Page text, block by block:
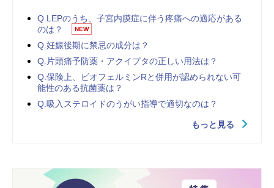
Q.LEPのうち、子宮内膜症に伴う疼痛への適応がある
のは？
NEW
Q.妊娠後期に禁忌の成分は？
Q.片頭痛予防薬・アクイプタの正しい用法は？
Q.保険上、ビオフェルミンRと併用が認められない可
能性のある抗菌薬は？
Q.吸入ステロイドのうがい指導で適切なのは？
もっと見る